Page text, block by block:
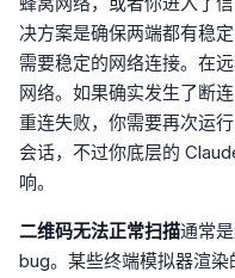
决方案是确保两端都有稳
需要稳定的网络连接。在
网络。如果确实发生了断
重连失败，你需要再次运行
会话，不过你底层的
响。
二维码无法正常扫描通常
bug。某些终端模拟器渲